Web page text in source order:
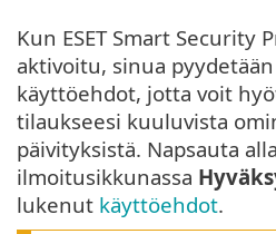
Kun ESET Smart Security
aktivoitu, sinua
käyttöehdot, jotta voit
tilaukseesi kuuluvista
päivityksistä. Napsauta
ilmoitusikkunassa
lukenut käyttöehdot.